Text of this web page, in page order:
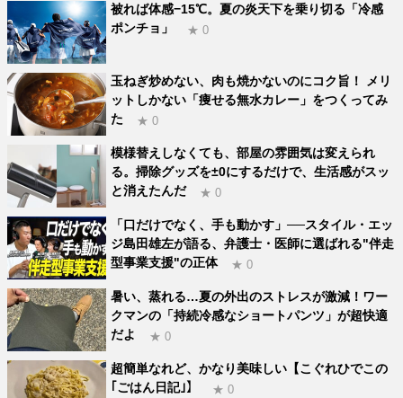
被れば体感−15℃。夏の炎天下を乗り切る「冷感
ポンチョ」
★ 0
玉ねぎ炒めない、肉も焼かないのにコク旨！ メリ
ットしかない「痩せる無水カレー」をつくってみ
た
★ 0
模様替えしなくても、部屋の雰囲気は変えられ
る。掃除グッズを±0にするだけで、生活感がスッ
と消えたんだ
★ 0
「口だけでなく、手も動かす」──スタイル・エッ
ジ島田雄左が語る、弁護士・医師に選ばれる"伴走
型事業支援"の正体
★ 0
暑い、蒸れる…夏の外出のストレスが激減！ワー
クマンの「持続冷感なショートパンツ」が超快適
だよ
★ 0
超簡単なれど、かなり美味しい【こぐれひでこの
｢ごはん日記｣】
★ 0